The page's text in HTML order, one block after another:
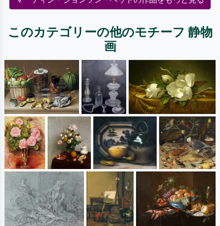
このカテゴリーの他のモチーフ 静物
画